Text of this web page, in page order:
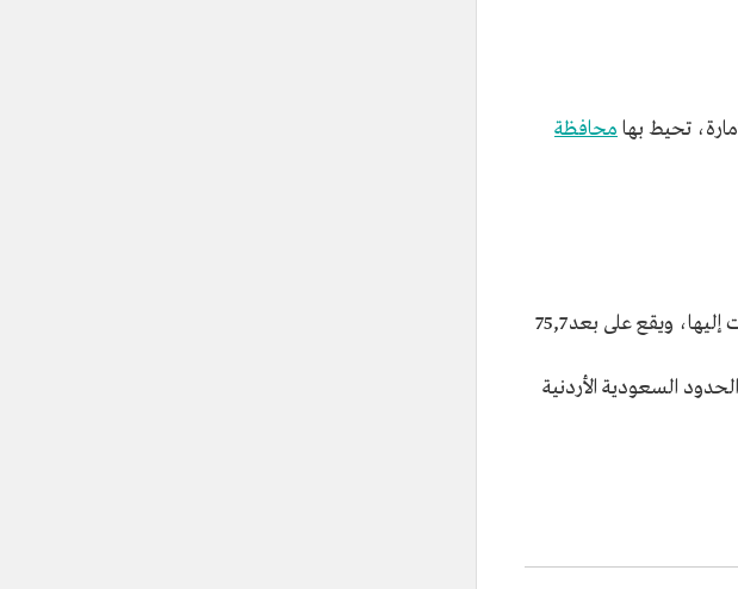
محافظة
بجازان، وهو أقرب المطارات إليها، ويقع على بعد 75,7
عند الحدود السعودية الأردنية